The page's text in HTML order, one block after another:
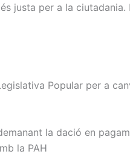
justa per a la
Popular per a
la dació en
la PAH